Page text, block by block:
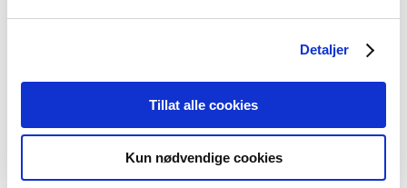
Detaljer
Tillat alle cookies
Kun nødvendige cookies
Innsikt